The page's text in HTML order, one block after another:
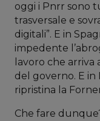
oggi i Pnrr sono
trasversale e
digitali”. E in
impedente
lavoro che arriva
del governo. E in
ripristina la
Che fare